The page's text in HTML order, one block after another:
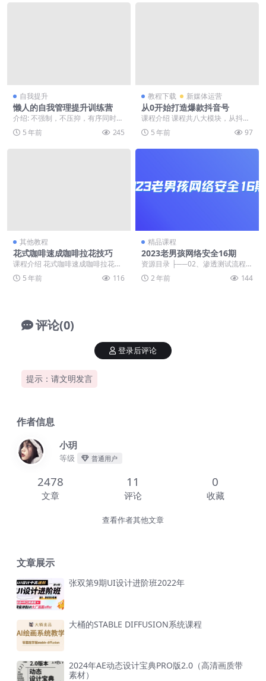
自我提升
懒人的自我管理提升训练营
介绍: 不强制，不压抑，有序同时还
能玩耍，5种自我管理模型，启动底
层自控力， 1...
5 年前 245
教程下载 新媒体运营
从0开始打造爆款抖音号
课程介绍 课程共八大模块，从抖音
的行业概况与前景讲起，涵盖如何
定制人格化的内容账...
5 年前 97
其他教程
花式咖啡速成咖啡拉花技巧
课程介绍 花式咖啡速成咖啡拉花技
巧，专业的课程编排 何泓操老师以
多年的工作经验以...
5 年前 116
精品课程
2023老男孩网络安全16期
资源目录 ├──02、渗透测试流程与
专业术语 | ├──01.mp4 79.86...
2 年前 144
评论(0)
提示：请文明发言
登录后评论
作者信息
小玥
等级 普通用户
2478
文章
11
评论
0
收藏
查看作者其他文章
文章展示
张双第9期UI设计进阶班2022年
大桶的STABLE DIFFUSION系统课程
2024年AE动态设计宝典PRO版2.0（高清画质带
素材）